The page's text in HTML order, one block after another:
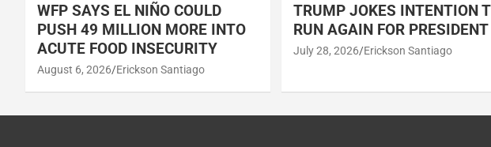
WFP SAYS EL NIÑO COULD
PUSH 49 MILLION MORE INTO
ACUTE FOOD INSECURITY
August 6, 2026 Erickson Santiago
TRUMP JOKES INTENTION
RUN AGAIN FOR PRESIDENT
July 28, 2026 Erickson Santiago